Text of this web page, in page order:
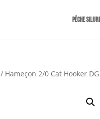
Pêche
/ Hameçon 2/0 Cat Hooker DG